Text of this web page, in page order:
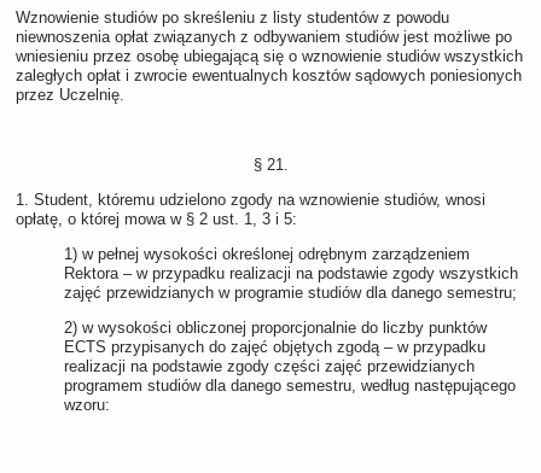
Wznowienie studiów po skreśleniu z listy studentów z powodu
niewnoszenia opłat związanych z odbywaniem studiów jest możliwe po
wniesieniu przez osobę ubiegającą się o wznowienie studiów wszystkich
zaległych opłat i zwrocie ewentualnych kosztów sądowych poniesionych
przez Uczelnię.
§ 21.
1. Student, któremu udzielono zgody na wznowienie studiów, wnosi
opłatę, o której mowa w § 2 ust. 1, 3 i 5:
1) w pełnej wysokości określonej odrębnym zarządzeniem
Rektora – w przypadku realizacji na podstawie zgody wszystkich
zajęć przewidzianych w programie studiów dla danego semestru;
2) w wysokości obliczonej proporcjonalnie do liczby punktów
ECTS przypisanych do zajęć objętych zgodą – w przypadku
realizacji na podstawie zgody części zajęć przewidzianych
programem studiów dla danego semestru, według następującego
wzoru: